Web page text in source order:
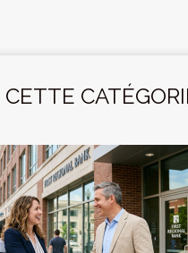
CETTE